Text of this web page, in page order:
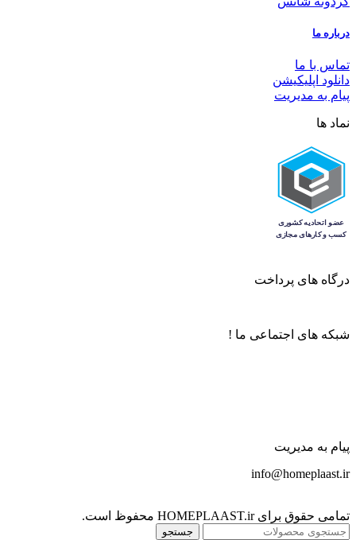
درباره ما
تماس با ما
دانلود اپلیکیشن
پیام به مدیریت
نماد ها
درگاه های پرداخت
شبکه های اجتماعی ما !
پیام به مدیریت
info@homeplaast.ir
تمامی حقوق برای HOMEPLAAST.ir محفوظ است.
جستجو